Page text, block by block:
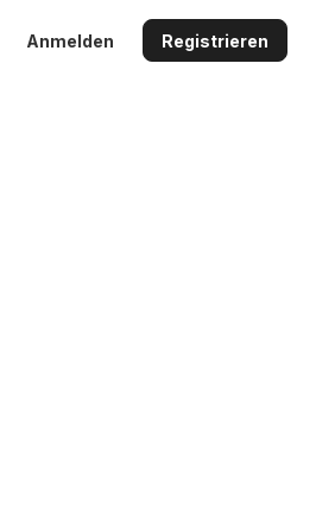
Anmelden Registrieren